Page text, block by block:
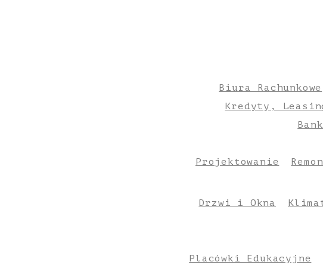
Biura Rachunkowe
Kredyty,
Projektowanie
Drzwi i Okna
Placówki Edukacyjne